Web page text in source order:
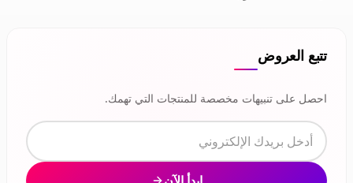
تتبع العروض
احصل على تنبيهات مخصصة للمنتجات التي تهمك.